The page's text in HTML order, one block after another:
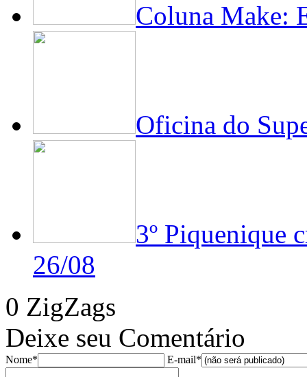
Coluna Make:
Oficina do
3º Piquenique
26/08
0 ZigZags
Deixe seu Comentário
Nome* E-mail*